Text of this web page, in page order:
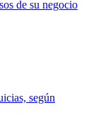
de su negocio
según